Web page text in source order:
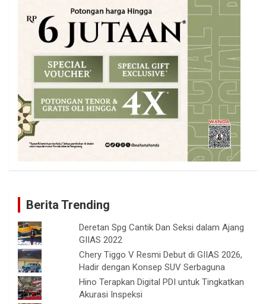
Berita Trending
Deretan Spg Cantik Dan Seksi dalam Ajang
GIIAS 2022
Chery Tiggo V Resmi Debut di GIIAS 2026,
Hadir dengan Konsep SUV Serbaguna
Hino Terapkan Digital PDI untuk Tingkatkan
Akurasi Inspeksi